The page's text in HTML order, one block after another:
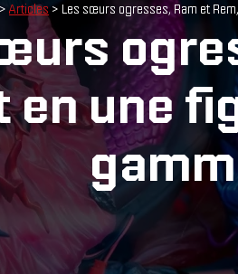
> Articles> Les sœurs ogresses, Ram et
une